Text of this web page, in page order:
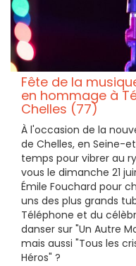
Fête de la
en hommage à
Chelles (77)
À l'occasion de la
de Chelles, en Seine-
temps pour vibrer au
vous le dimanche 21
Émile Fouchard pour
uns des plus grands
Téléphone et du
danser sur "Un Autre
mais aussi "Tous les
Héros" ?